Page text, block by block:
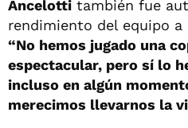
Ancelotti también fue
rendimiento del equipo
“No hemos jugado una
espectacular, pero sí lo
incluso en algún
merecimos llevarnos la